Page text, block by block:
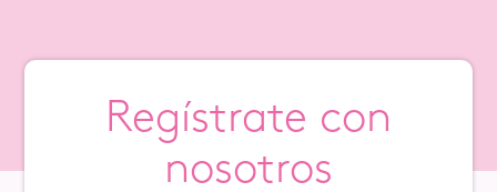
Regístrate con
nosotros